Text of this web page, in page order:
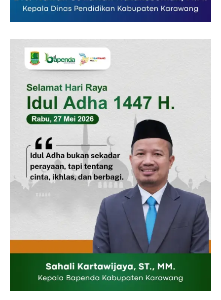
Company
Disclaimer
Redaksi
Pedoman Media Siber
Tentang Kami
Indeks Berita